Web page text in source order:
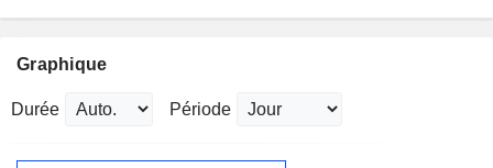
Graphique
Durée Période